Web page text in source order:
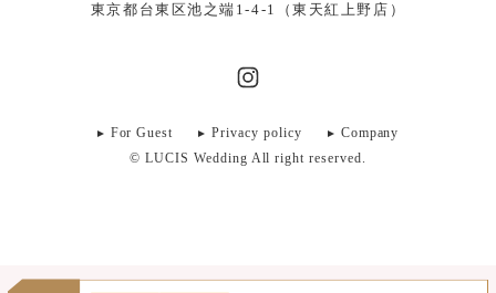
東京都台東区池之端1-4-1（東天紅上野店）
For Guest Privacy policy
Company
© LUCIS Wedding All right reserved.